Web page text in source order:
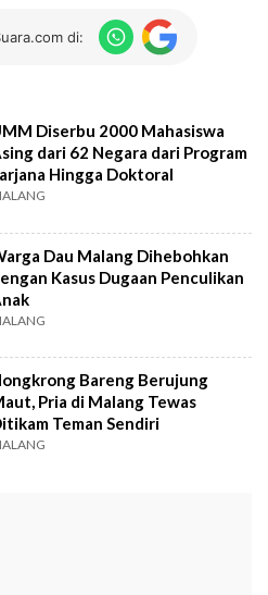
di:
Diserbu 2000 Mahasiswa
dari 62 Negara dari Program
Hingga Doktoral
Dau Malang Dihebohkan
Kasus Dugaan Penculikan
Bareng Berujung
Pria di Malang Tewas
Teman Sendiri